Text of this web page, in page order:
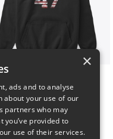
$40
×
ads and to analyse
about your use of our
partners who may
provided to
use of their services.